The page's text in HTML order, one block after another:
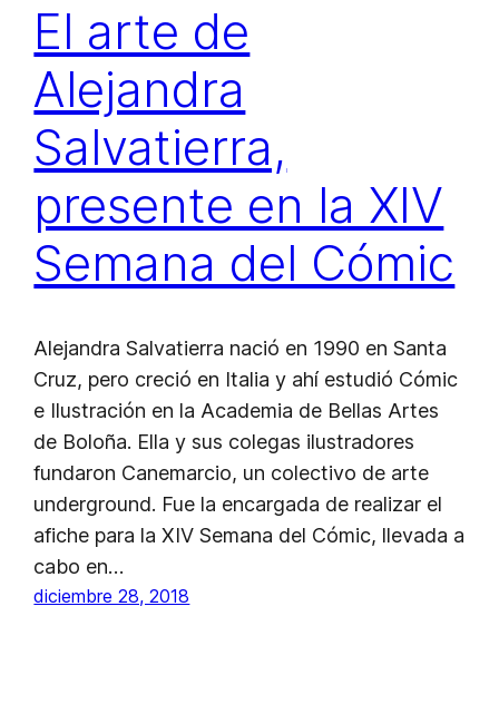
El arte de
Alejandra
Salvatierra,
presente en la XIV
Semana del Cómic
Alejandra Salvatierra nació en 1990 en Santa
Cruz, pero creció en Italia y ahí estudió Cómic
e Ilustración en la Academia de Bellas Artes
de Boloña. Ella y sus colegas ilustradores
fundaron Canemarcio, un colectivo de arte
underground. Fue la encargada de realizar el
afiche para la XIV Semana del Cómic, llevada a
cabo en…
diciembre 28, 2018